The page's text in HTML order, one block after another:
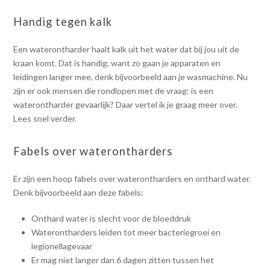
Handig tegen kalk
Een waterontharder haalt kalk uit het water dat bij jou uit de
kraan komt. Dat is handig, want zo gaan je apparaten en
leidingen langer mee, denk bijvoorbeeld aan je wasmachine. Nu
zijn er ook mensen die rondlopen met de vraag: is een
waterontharder gevaarlijk? Daar vertel ik je graag meer over.
Lees snel verder.
Fabels over waterontharders
Er zijn een hoop fabels over waterontharders en onthard water.
Denk bijvoorbeeld aan deze fabels:
Onthard water is slecht voor de bloeddruk
Waterontharders leiden tot meer bacteriegroei en
legionellagevaar
Er mag niet langer dan 6 dagen zitten tussen het